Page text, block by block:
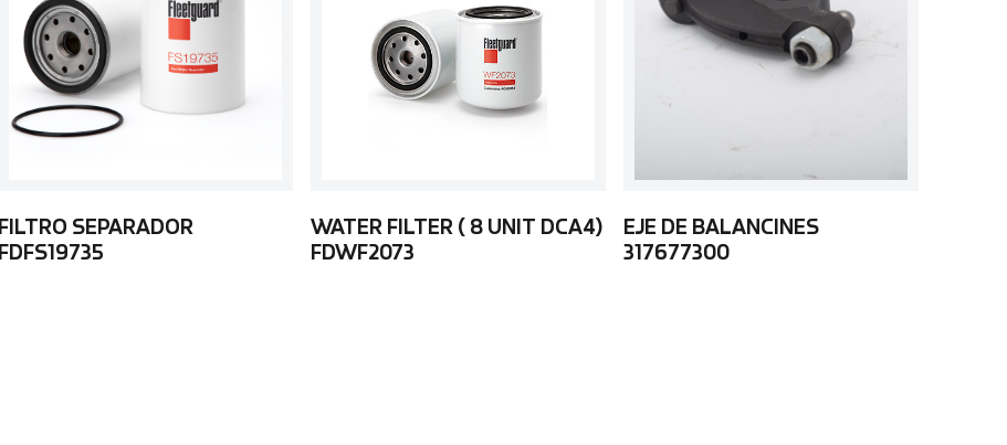
FILTRO SEPARADOR
FDFS19735
WATER FILTER ( 8 UNIT DCA4)
FDWF2073
EJE DE BALANCINES
317677300